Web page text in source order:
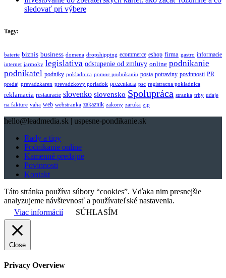
sledovať pri výbere
Tagy:
baterie biznis business domena dropshipping ecommerce eshop firma gastro informacie
internet jarmoky legislativa odstupenie od zmluvy online podnikanie
podnikatel podniky pokladnica pomoc podnikaniu posta potraviny povinnosti PR
predaj prevadzkaren prevadzkovy poriadok prezentacia psc registracna pokladnica
reklamacia restauracie slovenko slovensko Spolupráca stranka trhy udaje
na fakture vaha web webstranka zakaznik zakony zaruka zip
hello@leadmedia.sk | uspesne-pondikanie.sk
Rady a tipy
Podnikanie online
Kamenné predajne
Povinnosti
Kontakt
Táto stránka používa súbory “cookies”. Vďaka nim presnejšie
analyzujeme návštevnosť a používateľské nastavenia.
Viac informácií
SÚHLASÍM
Close
Privacy Overview